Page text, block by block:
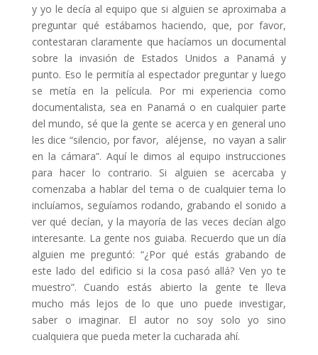
y yo le decía al equipo que si alguien se aproximaba a
preguntar qué estábamos haciendo, que, por favor,
contestaran claramente que hacíamos un documental
sobre la invasión de Estados Unidos a Panamá y
punto. Eso le permitía al espectador preguntar y luego
se metía en la película. Por mi experiencia como
documentalista, sea en Panamá o en cualquier parte
del mundo, sé que la gente se acerca y en general uno
les dice “silencio, por favor, aléjense, no vayan a salir
en la cámara”. Aquí le dimos al equipo instrucciones
para hacer lo contrario. Si alguien se acercaba y
comenzaba a hablar del tema o de cualquier tema lo
incluíamos, seguíamos rodando, grabando el sonido a
ver qué decían, y la mayoría de las veces decían algo
interesante. La gente nos guiaba. Recuerdo que un día
alguien me preguntó: “¿Por qué estás grabando de
este lado del edificio si la cosa pasó allá? Ven yo te
muestro”. Cuando estás abierto la gente te lleva
mucho más lejos de lo que uno puede investigar,
saber o imaginar. El autor no soy solo yo sino
cualquiera que pueda meter la cucharada ahí.